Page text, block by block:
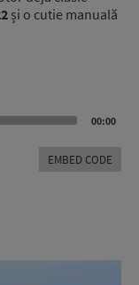
și o cutie manuală
00:00
EMBED CODE